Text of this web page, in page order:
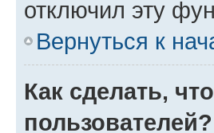
отключил эту
Вернуться к
Как сделать,
пользователей?